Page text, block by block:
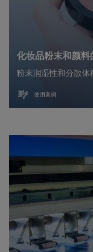
化妆品粉末和颜料
粉末润湿性和分散
使用案例